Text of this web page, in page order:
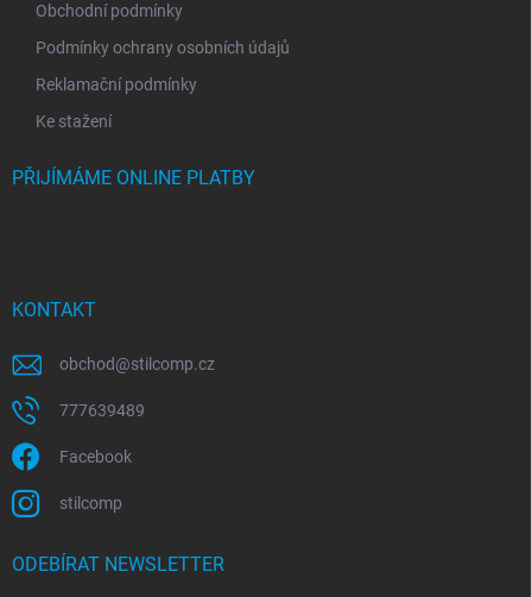
Obchodní podmínky
Podmínky ochrany osobních údajů
Reklamační podmínky
Ke stažení
PŘIJÍMÁME ONLINE PLATBY
KONTAKT
obchod@stilcomp.cz
777639489
Facebook
stilcomp
ODEBÍRAT NEWSLETTER